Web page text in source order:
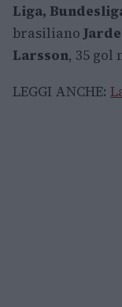
Liga,
brasiliano
Larsson, 35 gol
LEGGI ANCHE: